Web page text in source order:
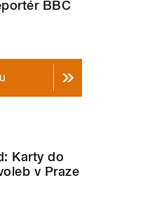
BBC
Karty do
v Praze